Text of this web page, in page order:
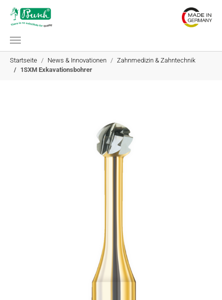
Zum Hauptinhalt springen
Sie sind hier:
Startseite
News & Innovationen
Zahnmedizin & Zahntechnik
1SXM Exkavationsbohrer